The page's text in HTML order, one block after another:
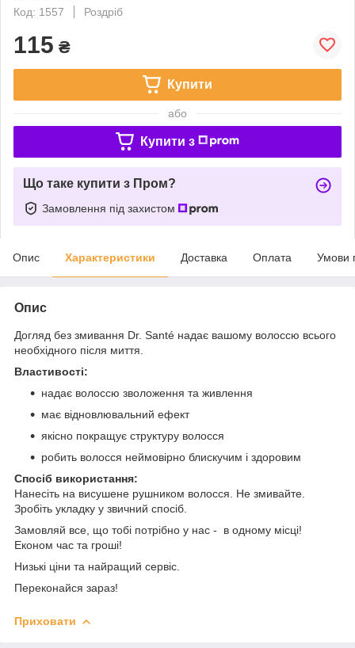
Код: 1557
Роздріб
115 ₴
Купити
або
Купити з
Що таке купити з Пром?
Замовлення під захистом
Опис Характеристики Доставка Оплата Умови
Опис
Догляд без змивання Dr. Santé надає вашому волоссю всього
необхідного після миття.
Властивості:
надає волоссю зволоження та живлення
має відновлювальний ефект
якісно покращує структуру волосся
робить волосся неймовірно блискучим і здоровим
Спосіб використання:
Нанесіть на висушене рушником волосся. Не змивайте.
Зробіть укладку у звичний спосіб.
Замовляй все, що тобі потрібно у нас - в одному місці!
Економ час та гроші!
Низькі ціни та найращий сервіс.
Переконайся зараз!
Приховати